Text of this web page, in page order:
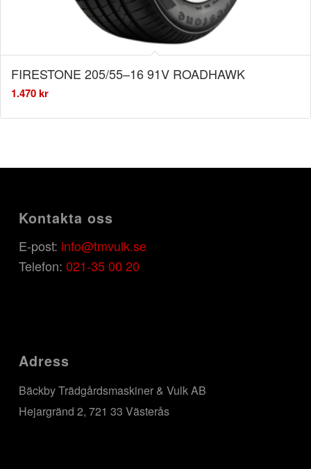
FIRESTONE 205/55–16 91V ROADHAWK
1.470kr
Kontakta oss
E-post: info@tmvulk.se
Telefon: 021-35 00 20
Adress
Bäckby Trädgårdsmaskiner & Vulk AB
Hejargränd 2, 721 33 Västerås